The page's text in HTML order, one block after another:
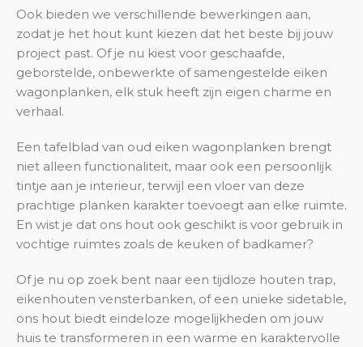
Ook bieden we verschillende bewerkingen aan,
zodat je het hout kunt kiezen dat het beste bij jouw
project past. Of je nu kiest voor geschaafde,
geborstelde, onbewerkte of samengestelde eiken
wagonplanken, elk stuk heeft zijn eigen charme en
verhaal.
Een tafelblad van oud eiken wagonplanken brengt
niet alleen functionaliteit, maar ook een persoonlijk
tintje aan je interieur, terwijl een vloer van deze
prachtige planken karakter toevoegt aan elke ruimte.
En wist je dat ons hout ook geschikt is voor gebruik in
vochtige ruimtes zoals de keuken of badkamer?
Of je nu op zoek bent naar een tijdloze houten trap,
eikenhouten vensterbanken, of een unieke sidetable,
ons hout biedt eindeloze mogelijkheden om jouw
huis te transformeren in een warme en karaktervolle